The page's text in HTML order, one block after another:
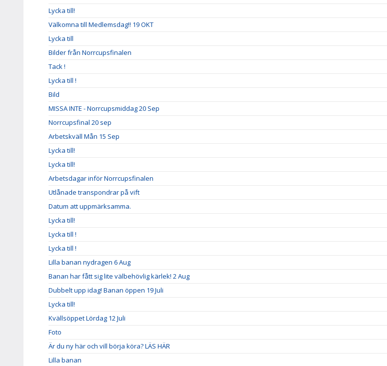
Lycka till!
Välkomna till Medlemsdag!! 19 OKT
Lycka till
Bilder från Norrcupsfinalen
Tack !
Lycka till !
Bild
MISSA INTE - Norrcupsmiddag 20 Sep
Norrcupsfinal 20 sep
Arbetskväll Mån 15 Sep
Lycka till!
Lycka till!
Arbetsdagar inför Norrcupsfinalen
Utlånade transpondrar på vift
Datum att uppmärksamma.
Lycka till!
Lycka till !
Lycka till !
Lilla banan nydragen 6 Aug
Banan har fått sig lite välbehövlig kärlek! 2 Aug
Dubbelt upp idag! Banan öppen 19 Juli
Lycka till!
Kvällsöppet Lördag 12 Juli
Foto
Är du ny här och vill börja köra? LÄS HÄR
Lilla banan